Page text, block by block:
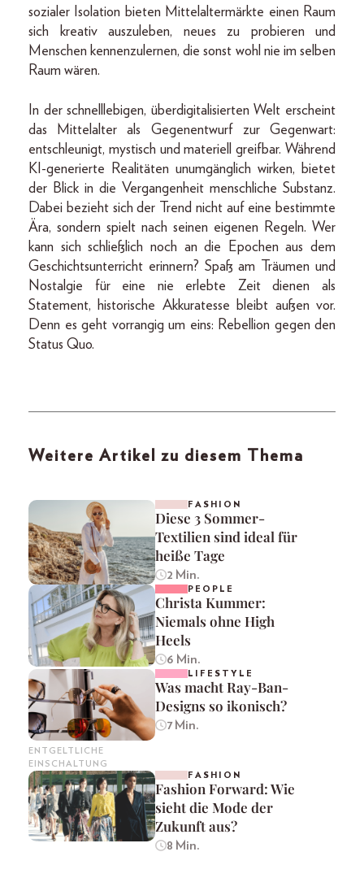
sozialer Isolation bieten Mittelaltermärkte einen Raum
sich kreativ auszuleben, neues zu probieren und
Menschen kennenzulernen, die sonst wohl nie im selben
Raum wären.
In der schnelllebigen, überdigitalisierten Welt erscheint
das Mittelalter als Gegenentwurf zur Gegenwart:
entschleunigt, mystisch und materiell greifbar. Während
KI-generierte Realitäten unumgänglich wirken, bietet
der Blick in die Vergangenheit menschliche Substanz.
Dabei bezieht sich der Trend nicht auf eine bestimmte
Ära, sondern spielt nach seinen eigenen Regeln. Wer
kann sich schließlich noch an die Epochen aus dem
Geschichtsunterricht erinnern? Spaß am Träumen und
Nostalgie für eine nie erlebte Zeit dienen als
Statement, historische Akkuratesse bleibt außen vor.
Denn es geht vorrangig um eins: Rebellion gegen den
Status Quo.
Weitere Artikel zu diesem Thema
FASHION
Diese 3 Sommer-
Textilien sind ideal für
heiße Tage
2 Min.
PEOPLE
Christa Kummer:
Niemals ohne High
Heels
6 Min.
ENTGELTLICHE
EINSCHALTUNG
LIFESTYLE
Was macht Ray-Ban-
Designs so ikonisch?
7 Min.
FASHION
Fashion Forward: Wie
sieht die Mode der
Zukunft aus?
8 Min.